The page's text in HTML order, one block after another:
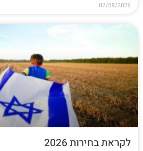
02/08/2026
לקראת בחירות 2026